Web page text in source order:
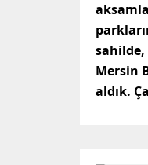
Mersin
aldık.